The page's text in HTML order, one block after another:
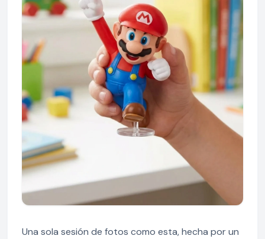
Una sola sesión de fotos como esta, hecha por un